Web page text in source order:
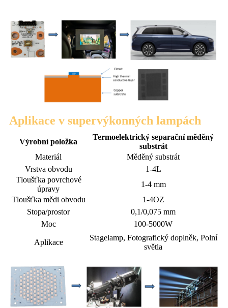
Aplikace v supervýkonných lampách
Výrobní položka
Termoelektrický separační měděný
substrát
Materiál
Měděný substrát
Vrstva obvodu
1-4L
Tloušťka povrchové
úpravy
1-4 mm
Tloušťka mědi obvodu
1-4OZ
Stopa/prostor
0,1/0,075 mm
Moc
100-5000W
Aplikace
Stagelamp, Fotografický doplněk, Polní
světla